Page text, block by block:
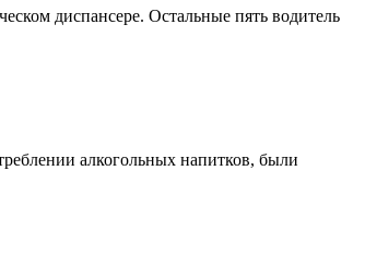
диспансере. Остальные пять водитель
алкогольных напитков, были